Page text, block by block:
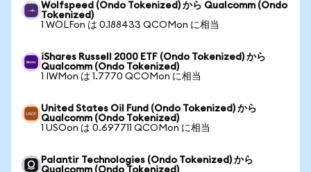
Wolfspeed (Ondo Tokenized) から Qualcomm (Ondo
Tokenized)
1 WOLFon は 0.188433 QCOMon に相当
iShares Russell 2000 ETF (Ondo Tokenized) から
Qualcomm (Ondo Tokenized)
1 IWMon は 1.7770 QCOMon に相当
United States Oil Fund (Ondo Tokenized) から
Qualcomm (Ondo Tokenized)
1 USOon は 0.697711 QCOMon に相当
Palantir Technologies (Ondo Tokenized) から
Qualcomm (Ondo Tokenized)